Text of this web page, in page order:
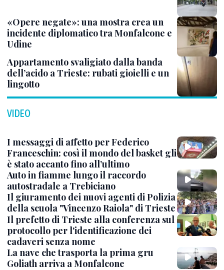
«Opere negate»: una mostra crea un
incidente diplomatico tra Monfalcone e
Udine
Appartamento svaligiato dalla banda
dell’acido a Trieste: rubati gioielli e un
lingotto
VIDEO
I messaggi di affetto per Federico
Franceschin: così il mondo del basket gli
è stato accanto fino all’ultimo
Auto in fiamme lungo il raccordo
autostradale a Trebiciano
Il giuramento dei nuovi agenti di Polizia
della scuola "Vincenzo Raiola" di Trieste
Il prefetto di Trieste alla conferenza sul
protocollo per l'identificazione dei
cadaveri senza nome
La nave che trasporta la prima gru
Goliath arriva a Monfalcone